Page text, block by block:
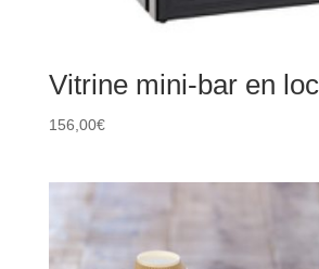
Vitrine mini-bar en
156,00€